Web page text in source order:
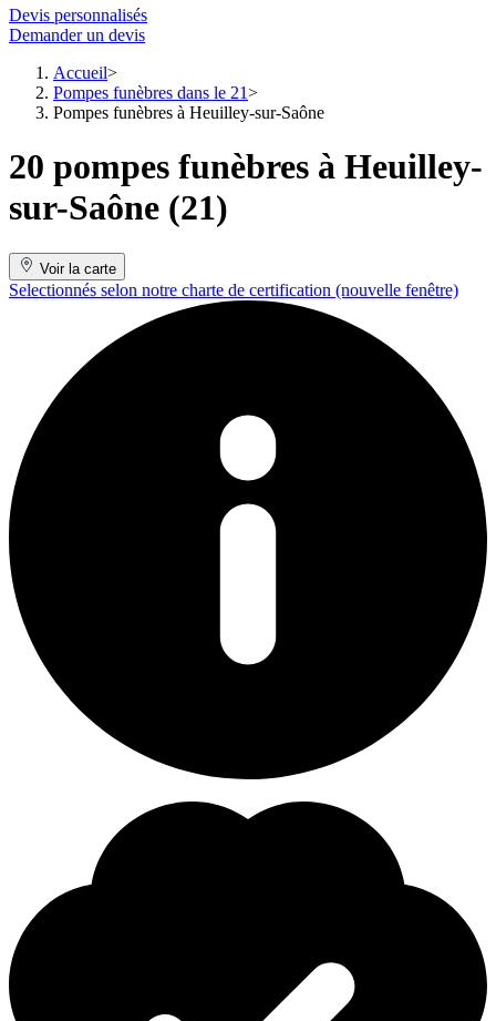
Devis personnalisés
Demander un devis
Accueil
Pompes funèbres dans le 21
Pompes funèbres à Heuilley-sur-Saône
20 pompes funèbres à Heuilley-
sur-Saône (21)
Voir la carte
Selectionnés selon notre charte de certification (nouvelle fenêtre)